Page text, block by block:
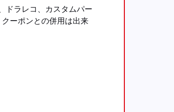
ドラレコ、カスタムパー
ーポンとの併用は出来